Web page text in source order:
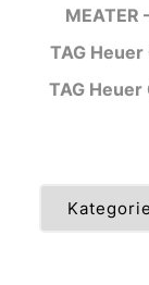
TAG
TAG